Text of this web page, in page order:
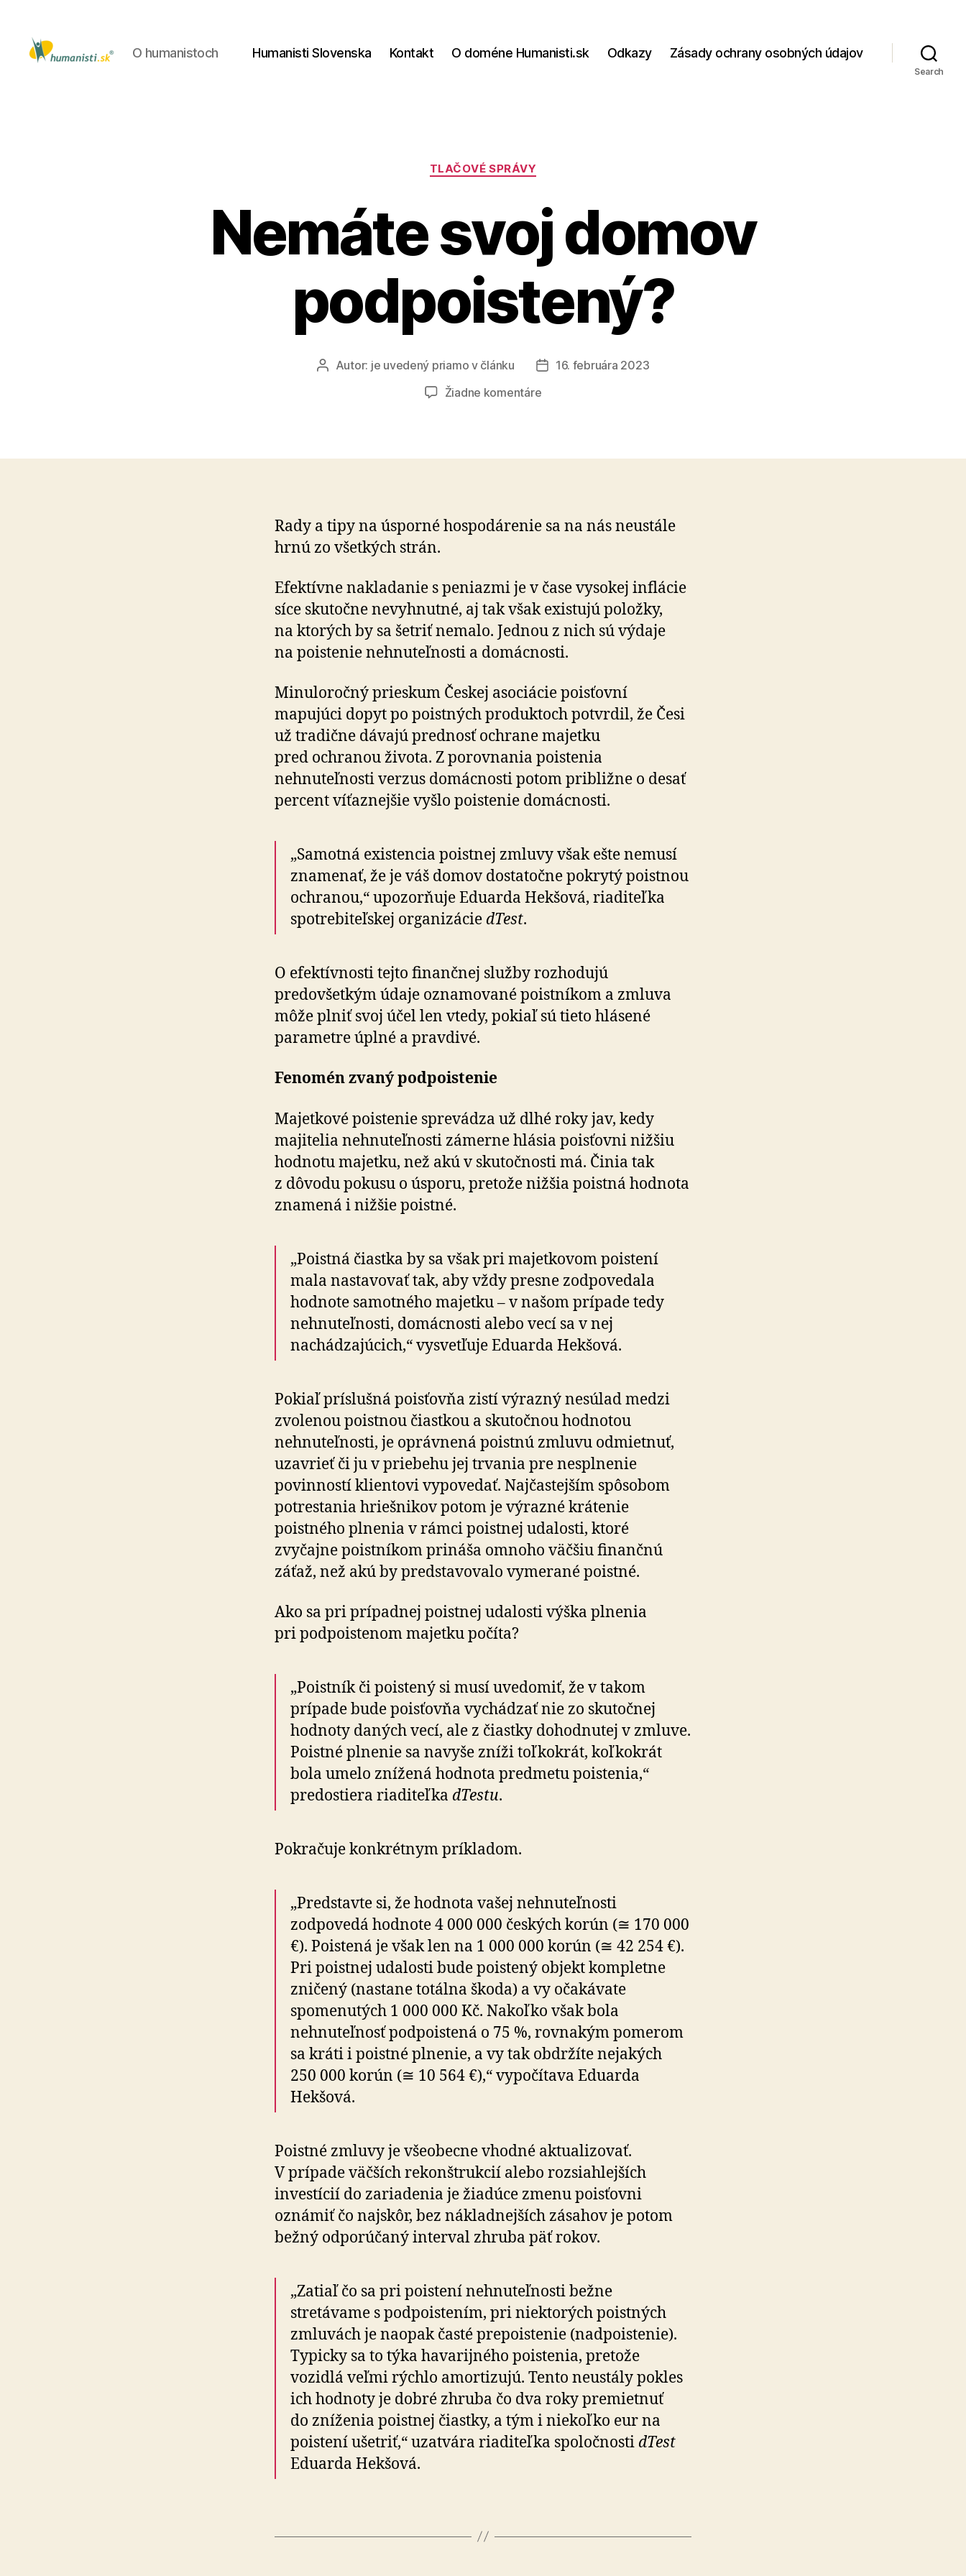
O humanistoch Humanisti Slovenska Kontakt O doméne Humanisti.sk Odkazy Zásady ochrany osobných údajov
Search
Kategórie
TLAČOVÉ SPRÁVY
Nemáte svoj domov
podpoistený?
AutorAutor: je uvedený priamo v článku
Dátum
16. februára 2023
Žiadne komentárena
podpoistený?
Rady a tipy na úsporné hospodárenie sa na nás neustále
hrnú zo všetkých strán.
Efektívne nakladanie s peniazmi je v čase vysokej inflácie
síce skutočne nevyhnutné, aj tak však existujú položky,
na ktorých by sa šetriť nemalo. Jednou z nich sú výdaje
na poistenie nehnuteľnosti a domácnosti.
Minuloročný prieskum Českej asociácie poisťovní
mapujúci dopyt po poistných produktoch potvrdil, že Česi
už tradične dávajú prednosť ochrane majetku
pred ochranou života. Z porovnania poistenia
nehnuteľnosti verzus domácnosti potom približne o desať
percent víťaznejšie vyšlo poistenie domácnosti.
„Samotná existencia poistnej zmluvy však ešte nemusí
znamenať, že je váš domov dostatočne pokrytý poistnou
ochranou,“ upozorňuje Eduarda Hekšová, riaditeľka
spotrebiteľskej organizácie dTest.
O efektívnosti tejto finančnej služby rozhodujú
predovšetkým údaje oznamované poistníkom a zmluva
môže plniť svoj účel len vtedy, pokiaľ sú tieto hlásené
parametre úplné a pravdivé.
Fenomén zvaný podpoistenie
Majetkové poistenie sprevádza už dlhé roky jav, kedy
majitelia nehnuteľnosti zámerne hlásia poisťovni nižšiu
hodnotu majetku, než akú v skutočnosti má. Činia tak
z dôvodu pokusu o úsporu, pretože nižšia poistná hodnota
znamená i nižšie poistné.
„Poistná čiastka by sa však pri majetkovom poistení
mala nastavovať tak, aby vždy presne zodpovedala
hodnote samotného majetku – v našom prípade tedy
nehnuteľnosti, domácnosti alebo vecí sa v nej
nachádzajúcich,“ vysvetľuje Eduarda Hekšová.
Pokiaľ príslušná poisťovňa zistí výrazný nesúlad medzi
zvolenou poistnou čiastkou a skutočnou hodnotou
nehnuteľnosti, je oprávnená poistnú zmluvu odmietnuť,
uzavrieť či ju v priebehu jej trvania pre nesplnenie
povinností klientovi vypovedať. Najčastejším spôsobom
potrestania hriešnikov potom je výrazné krátenie
poistného plnenia v rámci poistnej udalosti, ktoré
zvyčajne poistníkom prináša omnoho väčšiu finančnú
záťaž, než akú by predstavovalo vymerané poistné.
Ako sa pri prípadnej poistnej udalosti výška plnenia
pri podpoistenom majetku počíta?
„Poistník či poistený si musí uvedomiť, že v takom
prípade bude poisťovňa vychádzať nie zo skutočnej
hodnoty daných vecí, ale z čiastky dohodnutej v zmluve.
Poistné plnenie sa navyše zníži toľkokrát, koľkokrát
bola umelo znížená hodnota predmetu poistenia,“
predostiera riaditeľka dTestu.
Pokračuje konkrétnym príkladom.
„Predstavte si, že hodnota vašej nehnuteľnosti
zodpovedá hodnote 4 000 000 českých korún (≅ 170 000
€). Poistená je však len na 1 000 000 korún (≅ 42 254 €).
Pri poistnej udalosti bude poistený objekt kompletne
zničený (nastane totálna škoda) a vy očakávate
spomenutých 1 000 000 Kč. Nakoľko však bola
nehnuteľnosť podpoistená o 75 %, rovnakým pomerom
sa kráti i poistné plnenie, a vy tak obdržíte nejakých
250 000 korún (≅ 10 564 €),“ vypočítava Eduarda
Hekšová.
Poistné zmluvy je všeobecne vhodné aktualizovať.
V prípade väčších rekonštrukcií alebo rozsiahlejších
investícií do zariadenia je žiadúce zmenu poisťovni
oznámiť čo najskôr, bez nákladnejších zásahov je potom
bežný odporúčaný interval zhruba päť rokov.
„Zatiaľ čo sa pri poistení nehnuteľnosti bežne
stretávame s podpoistením, pri niektorých poistných
zmluvách je naopak časté prepoistenie (nadpoistenie).
Typicky sa to týka havarijného poistenia, pretože
vozidlá veľmi rýchlo amortizujú. Tento neustály pokles
ich hodnoty je dobré zhruba čo dva roky premietnuť
do zníženia poistnej čiastky, a tým i niekoľko eur na
poistení ušetriť,“ uzatvára riaditeľka spoločnosti dTest
Eduarda Hekšová.